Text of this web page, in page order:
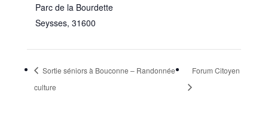
Parc de la Bourdette
Seysses, 31600
Sortie séniors à Bouconne – Randonnée
culture
Forum Citoyen